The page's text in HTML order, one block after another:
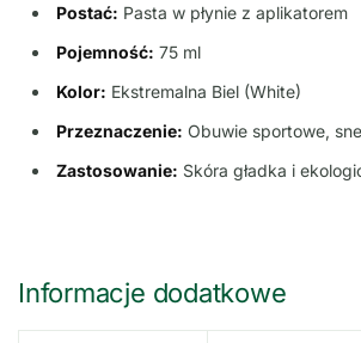
Postać: Pasta w płynie z aplikatorem
Pojemność: 75 ml
Kolor: Ekstremalna Biel (White)
Przeznaczenie: Obuwie sportowe,
Zastosowanie: Skóra gładka i
Informacje dodatkowe